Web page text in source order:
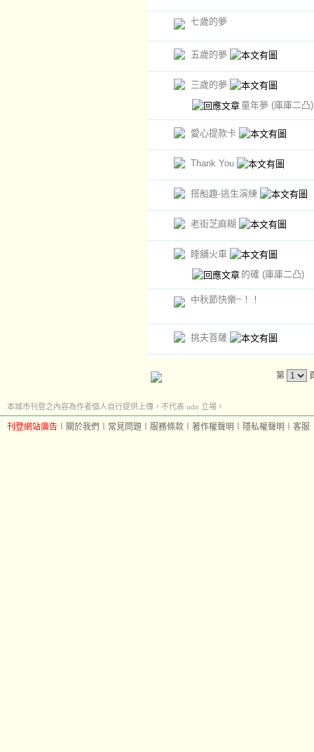
七歲的夢
五歲的夢
三歲的夢
童年夢 (庫庫二凸)
愛心提款卡
Thank You
搭船趣-逃生演練
老街芝麻糊
睡舖火車
的確 (庫庫二凸)
中秋節快樂~！！
挑夫菩薩
第
本城市刊登之內容為作者個人自行提供上傳，不代表 udn 立場。
刊登網站廣告 關於我們 常見問題 服務條款 著作權聲明 隱私權聲明 客服